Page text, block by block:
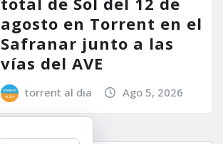
agosto en Torrent en el
Safranar junto a las
vías del AVE
torrent al dia Ago 5, 2026